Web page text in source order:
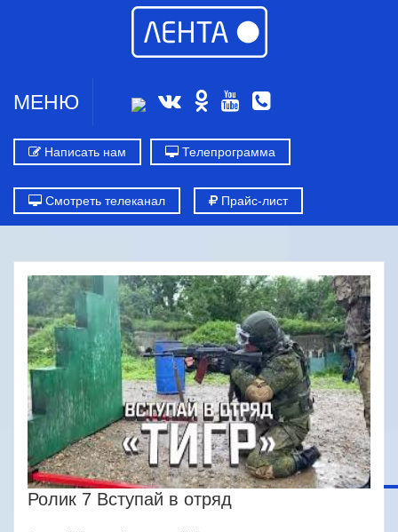
МЕНЮ
Написать нам Телепрограмма
Смотреть телеканал Прайс-лист
Ролик 7 Вступай в отряд